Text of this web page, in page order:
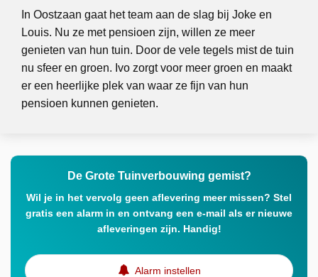
In Oostzaan gaat het team aan de slag bij Joke en
Louis. Nu ze met pensioen zijn, willen ze meer
genieten van hun tuin. Door de vele tegels mist de tuin
nu sfeer en groen. Ivo zorgt voor meer groen en maakt
er een heerlijke plek van waar ze fijn van hun
pensioen kunnen genieten.
De Grote Tuinverbouwing gemist?
Wil je in het vervolg geen aflevering meer missen? Stel
gratis een alarm in en ontvang een e-mail als er nieuwe
afleveringen zijn. Handig!
Alarm instellen